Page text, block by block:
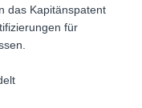
das Kapitänspatent
für